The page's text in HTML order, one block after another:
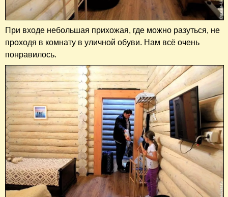
При входе небольшая прихожая, где можно разуться, не
проходя в комнату в уличной обуви. Нам всё очень
понравилось.